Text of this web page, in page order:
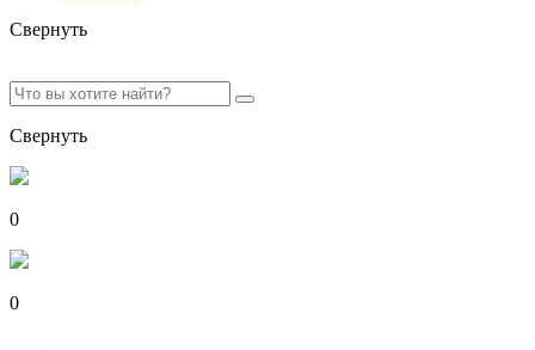
Свернуть
Свернуть
0
0